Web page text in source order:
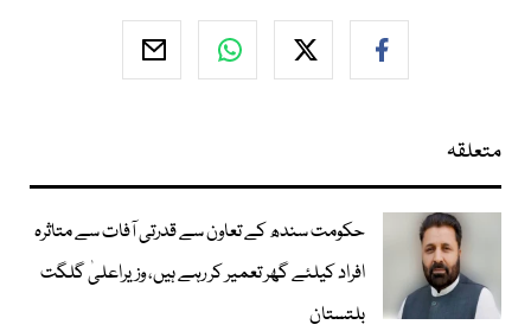
متعلقہ
حکومت سندھ کے تعاون سے قدرتی آفات سے متاثرہ
افراد کیلئے گھر تعمیر کر رہے ہیں، وزیراعلیٰ گلگت
بلتستان